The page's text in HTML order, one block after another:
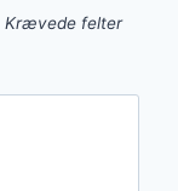
Krævede felter